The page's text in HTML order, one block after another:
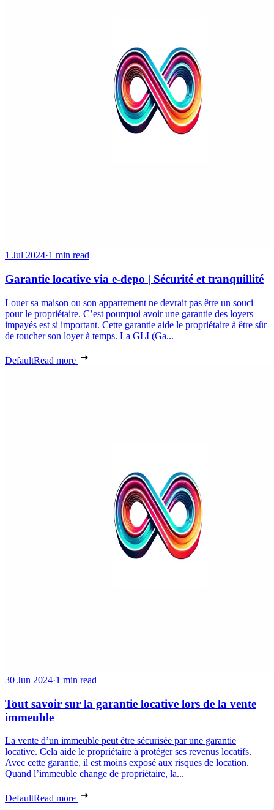
1 Jul 2024·1 min read
Garantie locative via e-depo | Sécurité et tranquillité
Louer sa maison ou son appartement ne devrait pas être un souci
pour le propriétaire. C’est pourquoi avoir une garantie des loyers
impayés est si important. Cette garantie aide le propriétaire à être sûr
de toucher son loyer à temps. La GLI (Ga...
DefaultRead more
30 Jun 2024·1 min read
Tout savoir sur la garantie locative lors de la vente
immeuble
La vente d’un immeuble peut être sécurisée par une garantie
locative. Cela aide le propriétaire à protéger ses revenus locatifs.
Avec cette garantie, il est moins exposé aux risques de location.
Quand l’immeuble change de propriétaire, la...
DefaultRead more